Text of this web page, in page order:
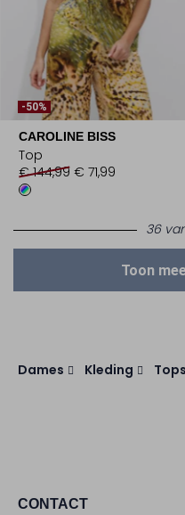
-50%
CAROLINE BISS
Top
€ 144,99 € 71,99
36
Toon
Dames Kleding
CONTACT